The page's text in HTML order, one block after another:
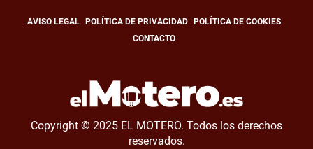
AVISO LEGAL POLÍTICA DE PRIVACIDAD
POLÍTICA DE COOKIES
CONTACTO
Copyright © 2025 EL MOTERO. Todos los derechos
reservados.